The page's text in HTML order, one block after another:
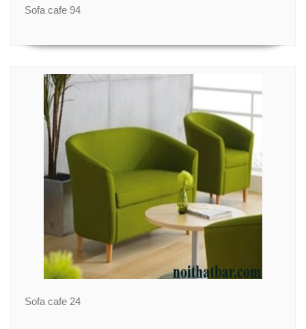
Sofa cafe 94
Sofa cafe 24